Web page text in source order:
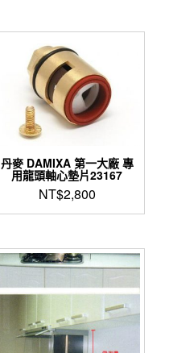
丹麥 DAMIXA 第一大廠 專
用龍頭軸心墊片23167
NT$2,800